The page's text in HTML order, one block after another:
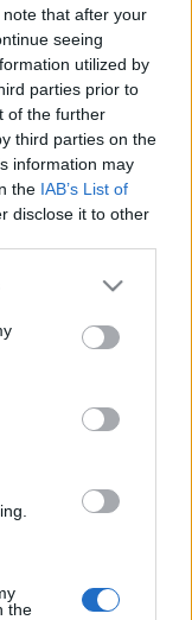
that after your
seeing
utilized by
parties prior to
of the further
third parties on the
information may
the IAB’s List of
disclose it to other
or more Google
You may click to
party tags to
in below Google
the
felüli alkalommal
hogy
úgy hozta a
2018